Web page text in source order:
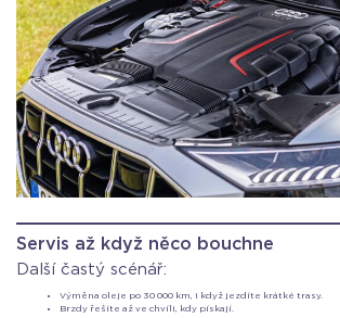
Servis až když něco bouchne
Další častý scénář:
Výměna oleje po 30 000 km, i když jezdíte krátké trasy.
Brzdy řešíte až ve chvíli, kdy pískají.